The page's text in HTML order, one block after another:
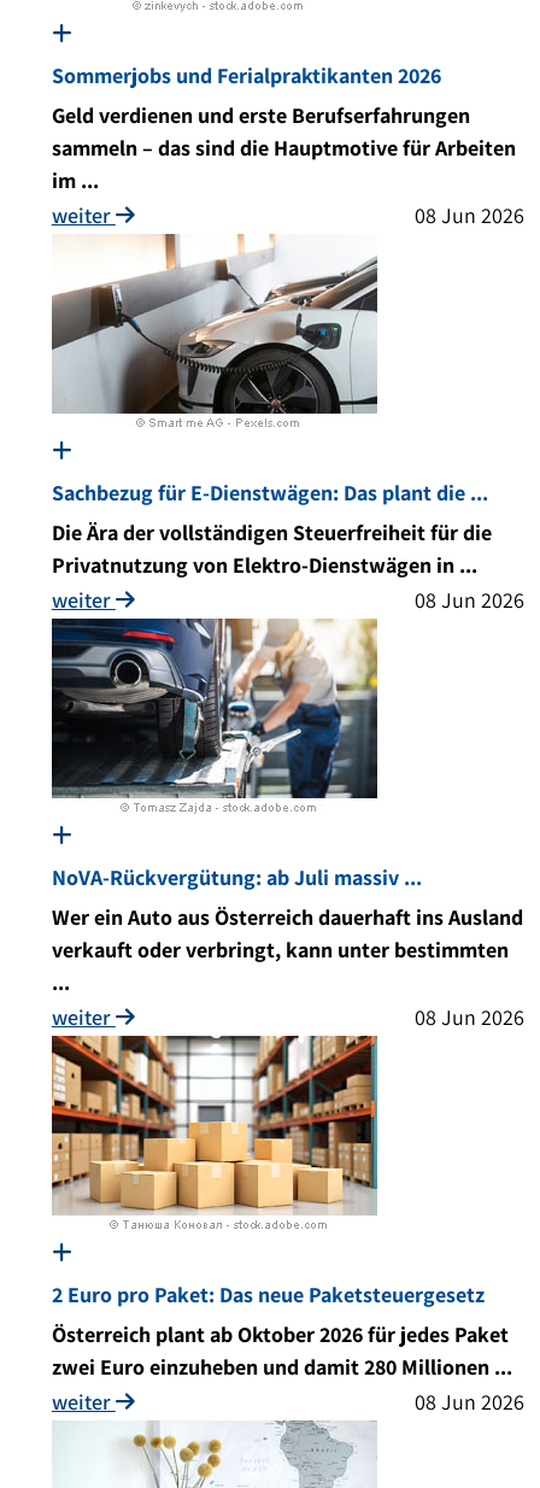
Sommerjobs und Ferialpraktikanten 2026
Geld verdienen und erste Berufserfahrungen
sammeln – das sind die Hauptmotive für Arbeiten
im ...
weiter
08 Jun 2026
Sachbezug für E-Dienstwägen: Das plant die ...
Die Ära der vollständigen Steuerfreiheit für die
Privatnutzung von Elektro-Dienstwägen in ...
weiter
08 Jun 2026
NoVA-Rückvergütung: ab Juli massiv ...
Wer ein Auto aus Österreich dauerhaft ins Ausland
verkauft oder verbringt, kann unter bestimmten
...
weiter
08 Jun 2026
2 Euro pro Paket: Das neue Paketsteuergesetz
Österreich plant ab Oktober 2026 für jedes Paket
zwei Euro einzuheben und damit 280 Millionen ...
weiter
08 Jun 2026